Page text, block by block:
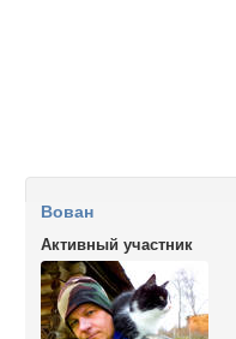
Вован
Активный участник